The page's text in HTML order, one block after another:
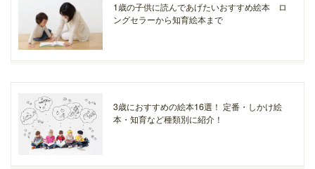
1歳の子供に読んであげたいおすすめ絵本 ロ
ングセラーから知育絵本まで
3歳におすすめの絵本16選！ 定番・しかけ絵
本・知育など種類別に紹介！